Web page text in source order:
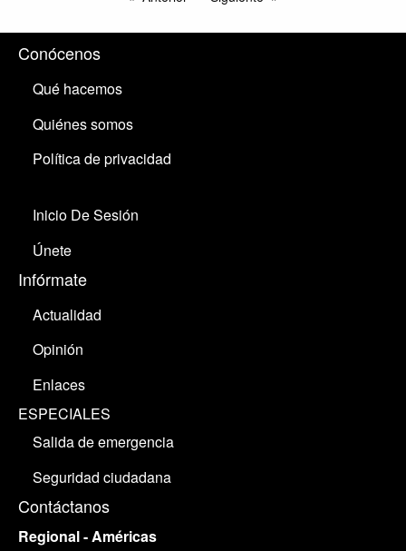
Conócenos
Qué hacemos
Quiénes somos
Política de privacidad
Inicio De Sesión
Únete
Infórmate
Actualidad
Opinión
Enlaces
ESPECIALES
Salida de emergencia
Seguridad ciudadana
Contáctanos
Regional - Américas